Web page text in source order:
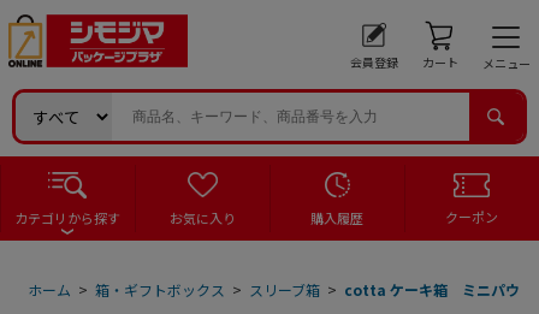
会員登録 カート メニュー
カテゴリから探す お気に入り 購入履歴 クーポン
ホーム > 箱・ギフトボックス > スリーブ箱 > cotta ケーキ箱 ミニパウン